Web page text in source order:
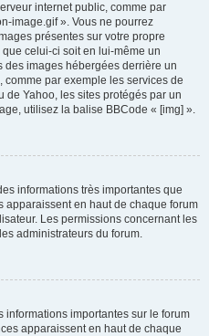
internet public, comme par
image.gif ». Vous ne pourrez
présentes sur votre propre
celui-ci soit en lui-même un
des images hébergées derrière un
comme par exemple les services de
Yahoo, les sites protégés par un
utilisez la balise BBCode « [img] ».
informations très importantes que
apparaissent en haut de chaque forum
Les permissions concernant les
administrateurs du forum.
informations importantes sur le forum
apparaissent en haut de chaque